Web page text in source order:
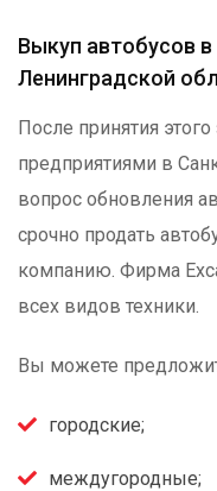
Выкуп автобусов
Ленинградской
После принятия
предприятиями в
вопрос обновления
срочно продать
компанию. Фирма
всех видов техники.
Вы можете
городские;
междугородные;